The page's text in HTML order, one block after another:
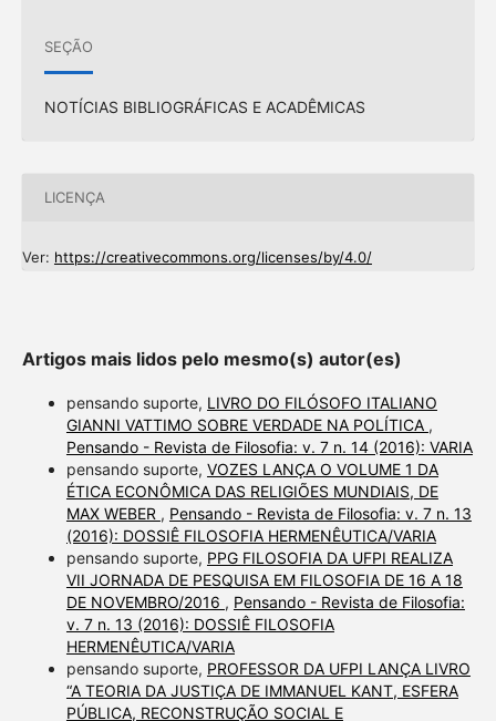
SEÇÃO
NOTÍCIAS BIBLIOGRÁFICAS E ACADÊMICAS
LICENÇA
Ver: https://creativecommons.org/licenses/by/4.0/
Artigos mais lidos pelo mesmo(s) autor(es)
pensando suporte, LIVRO DO FILÓSOFO ITALIANO
GIANNI VATTIMO SOBRE VERDADE NA POLÍTICA ,
Pensando - Revista de Filosofia: v. 7 n. 14 (2016): VARIA
pensando suporte, VOZES LANÇA O VOLUME 1 DA
ÉTICA ECONÔMICA DAS RELIGIÕES MUNDIAIS, DE
MAX WEBER , Pensando - Revista de Filosofia: v. 7 n. 13
(2016): DOSSIÊ FILOSOFIA HERMENÊUTICA/VARIA
pensando suporte, PPG FILOSOFIA DA UFPI REALIZA
VII JORNADA DE PESQUISA EM FILOSOFIA DE 16 A 18
DE NOVEMBRO/2016 , Pensando - Revista de Filosofia:
v. 7 n. 13 (2016): DOSSIÊ FILOSOFIA
HERMENÊUTICA/VARIA
pensando suporte, PROFESSOR DA UFPI LANÇA LIVRO
“A TEORIA DA JUSTIÇA DE IMMANUEL KANT, ESFERA
PÚBLICA, RECONSTRUÇÃO SOCIAL E